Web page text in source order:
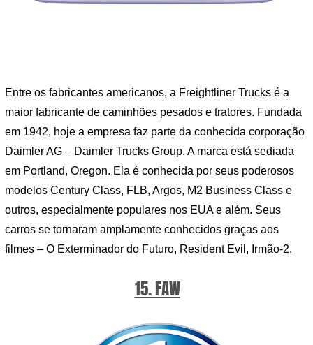
Entre os fabricantes americanos, a Freightliner Trucks é a
maior fabricante de caminhões pesados ​​e tratores. Fundada
em 1942, hoje a empresa faz parte da conhecida corporação
Daimler AG – Daimler Trucks Group. A marca está sediada
em Portland, Oregon. Ela é conhecida por seus poderosos
modelos Century Class, FLB, Argos, M2 Business Class e
outros, especialmente populares nos EUA e além. Seus
carros se tornaram amplamente conhecidos graças aos
filmes – O Exterminador do Futuro, Resident Evil, Irmão-2.
15. FAW